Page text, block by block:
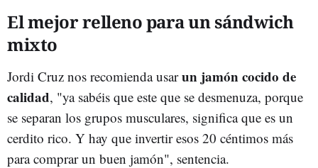
El mejor relleno para un sándwich
mixto
Jordi Cruz nos recomienda usarun jamón cocido de
calidad, "ya sabéis que este que se desmenuza, porque
se separan los grupos musculares, significa que es un
cerdito rico. Y hay que invertir esos 20 céntimos más
para comprar un buen jamón", sentencia.